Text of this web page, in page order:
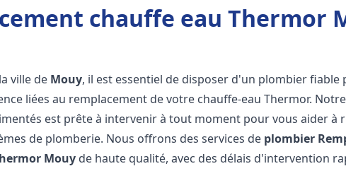
chauffe eau Thermor
ville de Mouy, il est essentiel de disposer d'un plombier
liées au remplacement de votre chauffe-eau Thermor.
est prête à intervenir à tout moment pour vous aider à
de plomberie. Nous offrons des services de plombier
Mouy de haute qualité, avec des délais d'intervention